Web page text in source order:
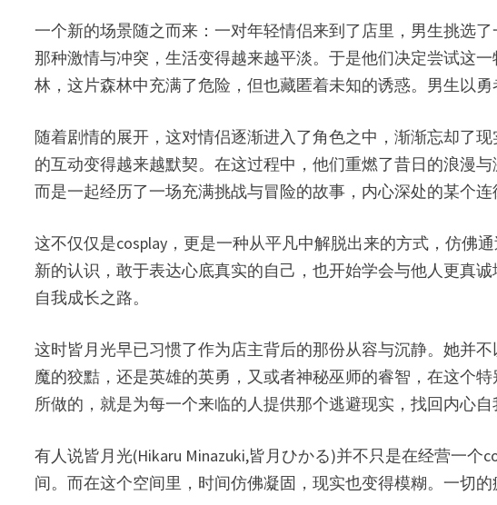
一个新的场景随之而来：一对年轻情侣来到了店里，男生挑选
那种激情与冲突，生活变得越来越平淡。于是他们决定尝试这
林，这片森林中充满了危险，但也藏匿着未知的诱惑。男生以
随着剧情的展开，这对情侣逐渐进入了角色之中，渐渐忘却了
的互动变得越来越默契。在这过程中，他们重燃了昔日的浪漫
而是一起经历了一场充满挑战与冒险的故事，内心深处的某个
这不仅仅是cosplay，更是一种从平凡中解脱出来的方式，仿佛
新的认识，敢于表达心底真实的自己，也开始学会与他人更真
自我成长之路。
这时皆月光早已习惯了作为店主背后的那份从容与沉静。她并
魔的狡黠，还是英雄的英勇，又或者神秘巫师的睿智，在这个
所做的，就是为每一个来临的人提供那个逃避现实，找回内心自
有人说皆月光(Hikaru Minazuki,皆月ひかる)并不只是在经营一
间。而在这个空间里，时间仿佛凝固，现实也变得模糊。一切